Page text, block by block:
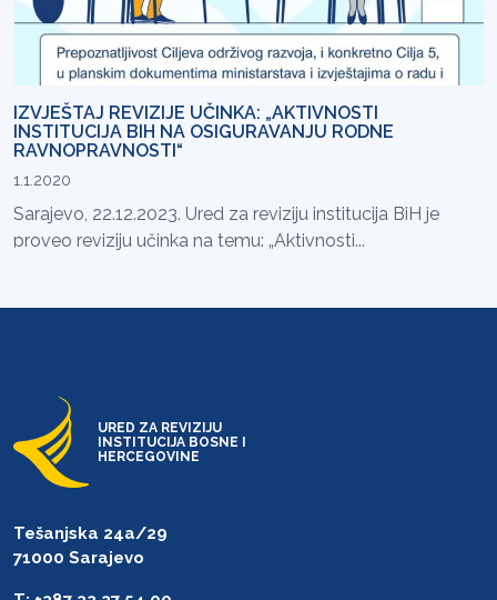
IZVJEŠTAJ REVIZIJE UČINKA: „AKTIVNOSTI
INSTITUCIJA BIH NA OSIGURAVANJU RODNE
RAVNOPRAVNOSTI“
1.1.2020
Sarajevo, 22.12.2023. Ured za reviziju institucija BiH je
proveo reviziju učinka na temu: „Aktivnosti...
URED ZA REVIZIJU
INSTITUCIJA BOSNE I
HERCEGOVINE
Tešanjska 24a/29
71000 Sarajevo